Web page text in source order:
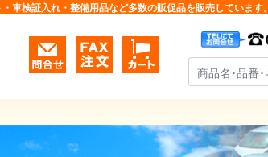
車検証入れ・整備用品など多数の販促品を販売しています。